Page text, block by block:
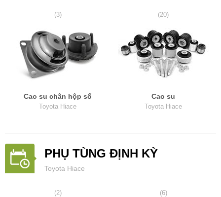
(3)
Cao su chân hộp số
Toyota Hiace
(20)
Cao su
Toyota Hiace
PHỤ TÙNG ĐỊNH KỲ
Toyota Hiace
(2) (6)